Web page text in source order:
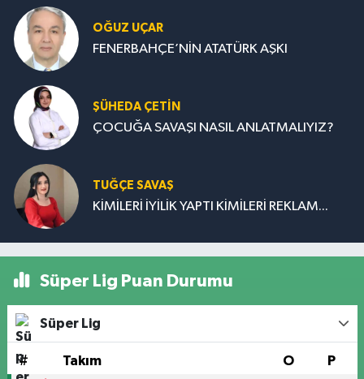
OĞUZ UÇAR
FENERBAHÇE’NİN ATATÜRK AŞKI
ŞÜHEDA ÇETİN
ÇOCUĞA SAVAŞI NASIL ANLATMALIYIZ?
TUĞÇE SAVAŞ
KİMİLERİ İYİLİK YAPTI KİMİLERİ REKLAM...
Süper Lig Puan Durumu
Süper Lig
# Takım O P